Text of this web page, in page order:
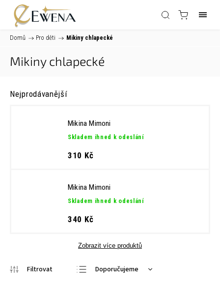
Domů / Pro děti / Mikiny chlapecké
Mikiny chlapecké
Nejprodávanější
Mikina Mimoni
Skladem ihned k odeslání
310 Kč
Mikina Mimoni
Skladem ihned k odeslání
340 Kč
Zobrazit více produktů
Doporučujeme